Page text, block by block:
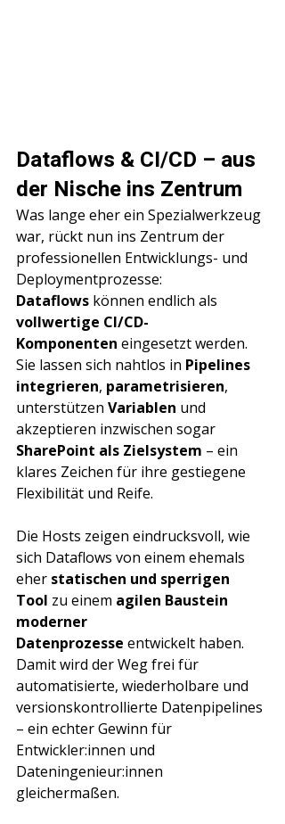
Dataflows & CI/CD – aus
der Nische ins Zentrum
Was lange eher ein Spezialwerkzeug
war, rückt nun ins Zentrum der
professionellen Entwicklungs- und
Deploymentprozesse:
Dataflows können endlich als
vollwertige CI/CD-
Komponenten eingesetzt werden.
Sie lassen sich nahtlos in Pipelines
integrieren, parametrisieren,
unterstützen Variablen und
akzeptieren inzwischen sogar
SharePoint als Zielsystem – ein
klares Zeichen für ihre gestiegene
Flexibilität und Reife.
Die Hosts zeigen eindrucksvoll, wie
sich Dataflows von einem ehemals
eher statischen und sperrigen
Tool zu einem agilen Baustein
moderner
Datenprozesse entwickelt haben.
Damit wird der Weg frei für
automatisierte, wiederholbare und
versionskontrollierte Datenpipelines
– ein echter Gewinn für
Entwickler:innen und
Dateningenieur:innen
gleichermaßen.